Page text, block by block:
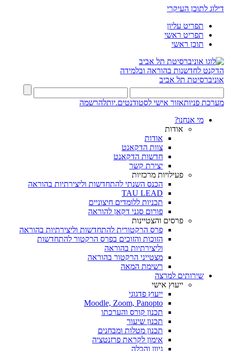
דילוג לתוכן העיקרי
תפריט עליון
תפריט ראשי
תוכן ראשי
הדקנט לחדשנות בהוראה ובלמידה
אוניברסיטת תל אביב
מערכת פניותאזור אישי לסטודנטים.יותלהרשמה
מי אנחנו?
אודות
אודות
צוות הדקאנט
חדשות הדקאנט
יצירת קשר
פעילויות מרכזיות
הכנס השנתי להתחדשות וליצירתיות בהוראה
TAU LEAD
תכניות ללומדים חיצוניים
פורום סגני דקאן להוראה
פרסים והצטיינות
פרס הרקטורית להתחדשות וליצירתיות בהוראה
הזוכות והזוכים בפרס הרקטור להתחדשות
וליצירתיות בהוראה
מצטייני הרקטור בהוראה
רשימת המאה
שירותים למרצה
ייעוץ אישי
ייעוץ פדגוגי
Moodle, Zoom, Panopto
תכנון קורס והערכתו
תכנון שיעור
תכנון מטלות ומבחנים
אימון לקראת פרזנטציה
גיוון והכלה